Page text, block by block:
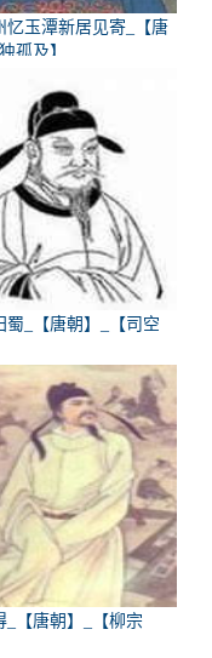
忆玉潭新居见寄_【唐
孤及】
蜀_【唐朝】_【司空
_【唐朝】_【柳宗